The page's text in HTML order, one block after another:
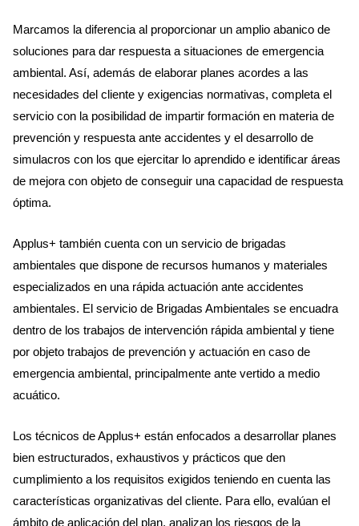
Marcamos la diferencia al proporcionar un amplio abanico de
soluciones para dar respuesta a situaciones de emergencia
ambiental. Así, además de elaborar planes acordes a las
necesidades del cliente y exigencias normativas, completa el
servicio con la posibilidad de impartir formación en materia de
prevención y respuesta ante accidentes y el desarrollo de
simulacros con los que ejercitar lo aprendido e identificar áreas
de mejora con objeto de conseguir una capacidad de respuesta
óptima.
Applus+ también cuenta con un servicio de brigadas
ambientales que dispone de recursos humanos y materiales
especializados en una rápida actuación ante accidentes
ambientales. El servicio de Brigadas Ambientales se encuadra
dentro de los trabajos de intervención rápida ambiental y tiene
por objeto trabajos de prevención y actuación en caso de
emergencia ambiental, principalmente ante vertido a medio
acuático.
Los técnicos de Applus+ están enfocados a desarrollar planes
bien estructurados, exhaustivos y prácticos que den
cumplimiento a los requisitos exigidos teniendo en cuenta las
características organizativas del cliente. Para ello, evalúan el
ámbito de aplicación del plan, analizan los riesgos de la